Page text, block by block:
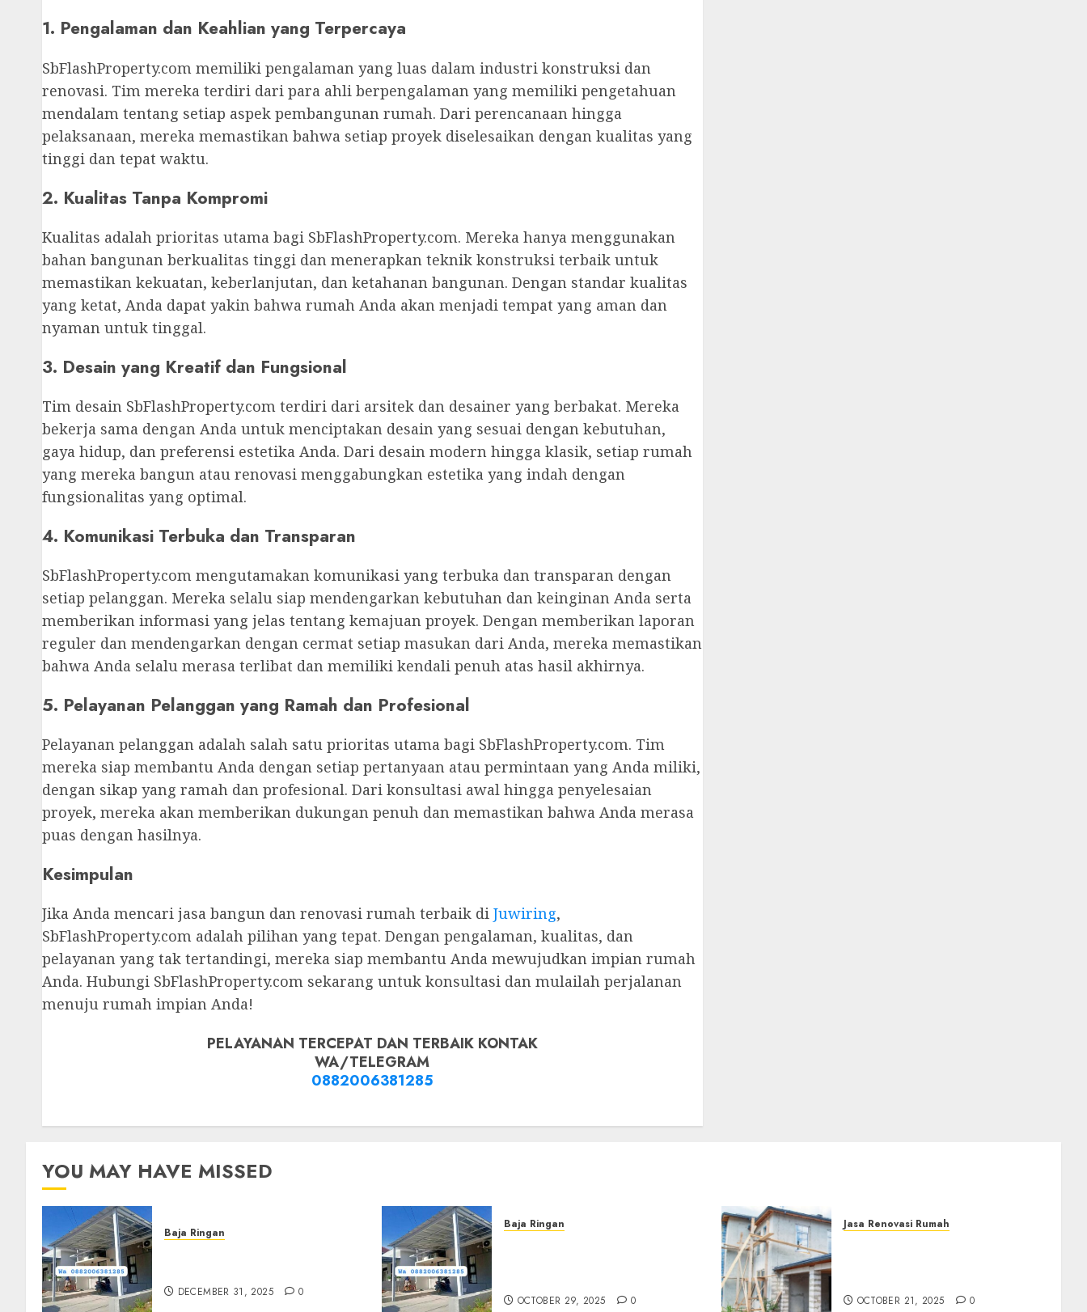
1. Pengalaman dan Keahlian yang Terpercaya
SbFlashProperty.com memiliki pengalaman yang luas dalam industri konstruksi dan
renovasi. Tim mereka terdiri dari para ahli berpengalaman yang memiliki pengetahuan
mendalam tentang setiap aspek pembangunan rumah. Dari perencanaan hingga
pelaksanaan, mereka memastikan bahwa setiap proyek diselesaikan dengan kualitas yang
tinggi dan tepat waktu.
2. Kualitas Tanpa Kompromi
Kualitas adalah prioritas utama bagi SbFlashProperty.com. Mereka hanya menggunakan
bahan bangunan berkualitas tinggi dan menerapkan teknik konstruksi terbaik untuk
memastikan kekuatan, keberlanjutan, dan ketahanan bangunan. Dengan standar kualitas
yang ketat, Anda dapat yakin bahwa rumah Anda akan menjadi tempat yang aman dan
nyaman untuk tinggal.
3. Desain yang Kreatif dan Fungsional
Tim desain SbFlashProperty.com terdiri dari arsitek dan desainer yang berbakat. Mereka
bekerja sama dengan Anda untuk menciptakan desain yang sesuai dengan kebutuhan,
gaya hidup, dan preferensi estetika Anda. Dari desain modern hingga klasik, setiap rumah
yang mereka bangun atau renovasi menggabungkan estetika yang indah dengan
fungsionalitas yang optimal.
4. Komunikasi Terbuka dan Transparan
SbFlashProperty.com mengutamakan komunikasi yang terbuka dan transparan dengan
setiap pelanggan. Mereka selalu siap mendengarkan kebutuhan dan keinginan Anda serta
memberikan informasi yang jelas tentang kemajuan proyek. Dengan memberikan laporan
reguler dan mendengarkan dengan cermat setiap masukan dari Anda, mereka memastikan
bahwa Anda selalu merasa terlibat dan memiliki kendali penuh atas hasil akhirnya.
5. Pelayanan Pelanggan yang Ramah dan Profesional
Pelayanan pelanggan adalah salah satu prioritas utama bagi SbFlashProperty.com. Tim
mereka siap membantu Anda dengan setiap pertanyaan atau permintaan yang Anda miliki,
dengan sikap yang ramah dan profesional. Dari konsultasi awal hingga penyelesaian
proyek, mereka akan memberikan dukungan penuh dan memastikan bahwa Anda merasa
puas dengan hasilnya.
Kesimpulan
Jika Anda mencari jasa bangun dan renovasi rumah terbaik di Juwiring,
SbFlashProperty.com adalah pilihan yang tepat. Dengan pengalaman, kualitas, dan
pelayanan yang tak tertandingi, mereka siap membantu Anda mewujudkan impian rumah
Anda. Hubungi SbFlashProperty.com sekarang untuk konsultasi dan mulailah perjalanan
menuju rumah impian Anda!
PELAYANAN TERCEPAT DAN TERBAIK KONTAK
WA/TELEGRAM
0882006381285
YOU MAY HAVE MISSED
Baja Ringan
DECEMBER 31, 2025 0
Baja Ringan
OCTOBER 29, 2025 0
Jasa Renovasi Rumah
OCTOBER 21, 2025 0